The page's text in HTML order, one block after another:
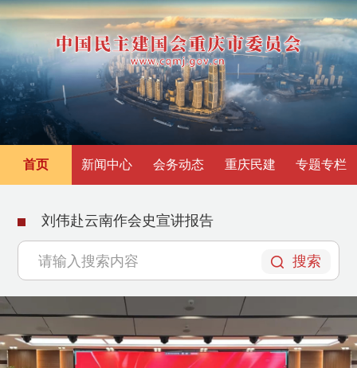
首页 新闻中心 会务动态 重庆民建 专题专栏
刘伟赴云南作会史宣讲报告
搜索